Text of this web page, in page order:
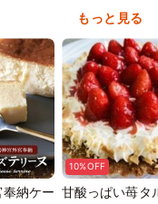
もっと見る
奉納ケー
10%OFF
甘酸っぱい苺タ